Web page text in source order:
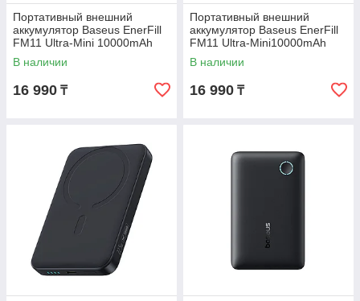
Портативный внешний
аккумулятор Baseus EnerFill
FM11 Ultra-Mini 10000mAh
22.5W Pink (E0026601)
В наличии
16 990 ₸
Портативный внешний
аккумулятор Baseus EnerFill
FM11 Ultra-Mini10000mAh
22.5W White (P1008210E213-
00
В наличии
16 990 ₸